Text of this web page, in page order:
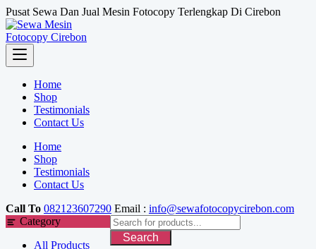
Skip
to
content
Pusat Sewa Dan Jual Mesin Fotocopy Terlengkap Di Cirebon
Home
Shop
Testimonials
Contact Us
Home
Shop
Testimonials
Contact Us
Call To 082123607290 Email : info@sewafotocopycirebon.com
Category
All Products
Search